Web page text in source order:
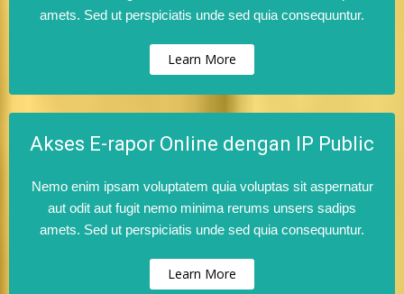
amets. Sed ut perspiciatis unde sed quia consequuntur.
Learn More
Akses E-rapor Online dengan IP Public
Nemo enim ipsam voluptatem quia voluptas sit aspernatur
aut odit aut fugit nemo minima rerums unsers sadips
amets. Sed ut perspiciatis unde sed quia consequuntur.
Learn More